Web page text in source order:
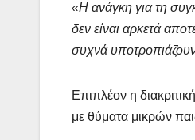
«Η ανάγκη για τη
δεν είναι αρκετά
συχνά
Επιπλέον η
με θύματα μικρών
Ποιοι είναι
πίσω απ τις
Φωτίες;